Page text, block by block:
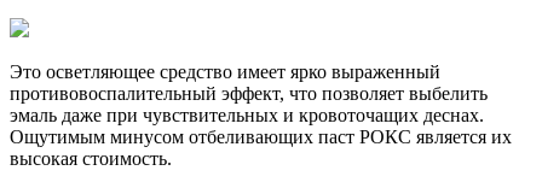
Это осветляющее средство имеет ярко выраженный
противовоспалительный эффект, что позволяет выбелить
эмаль даже при чувствительных и кровоточащих деснах.
Ощутимым минусом отбеливающих паст РОКС является их
высокая стоимость.